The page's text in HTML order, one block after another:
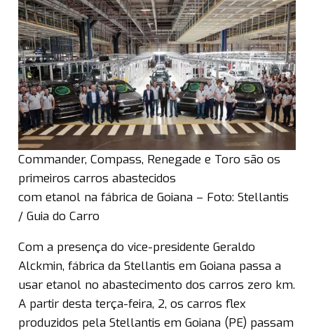
Commander, Compass, Renegade e Toro são os
primeiros carros abastecidos
com etanol na fábrica de Goiana – Foto: Stellantis
/ Guia do Carro
Com a presença do vice-presidente Geraldo
Alckmin, fábrica da Stellantis em Goiana passa a
usar etanol no abastecimento dos carros zero km.
A partir desta terça-feira, 2, os carros flex
produzidos pela Stellantis em Goiana (PE) passam